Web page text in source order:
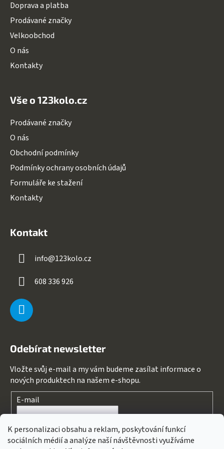
K personalizaci obsahu a reklam, poskytování funkcí
sociálních médií a analýze naší návštěvnosti využíváme
Doprava a platba
Prodávané značky
Velkoobchod
O nás
Kontakty
Vše o 123kolo.cz
Prodávané značky
O nás
Obchodní podmínky
Podmínky ochrany osobních údajů
Formuláře ke stažení
Kontakty
Kontakt
info@123kolo.cz
608 336 926
Odebírat newsletter
Vložte svůj e-mail a my vám budeme zasílat informace o
nových produktech na našem e-shopu.
E-mail
Souhlasím spodmínkami ochrany osobních údajů
PŘIHLÁSIT SE